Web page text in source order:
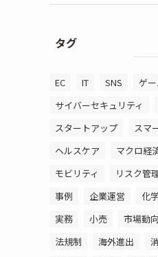
タグ
EC IT SNS ゲ
サイバーセキュリティ
スタートアップ
スマ
ヘルスケア
マクロ経
モビリティ
リスク管
事例
企業運営 化
実務
小売 市場動向
法規制
海外進出